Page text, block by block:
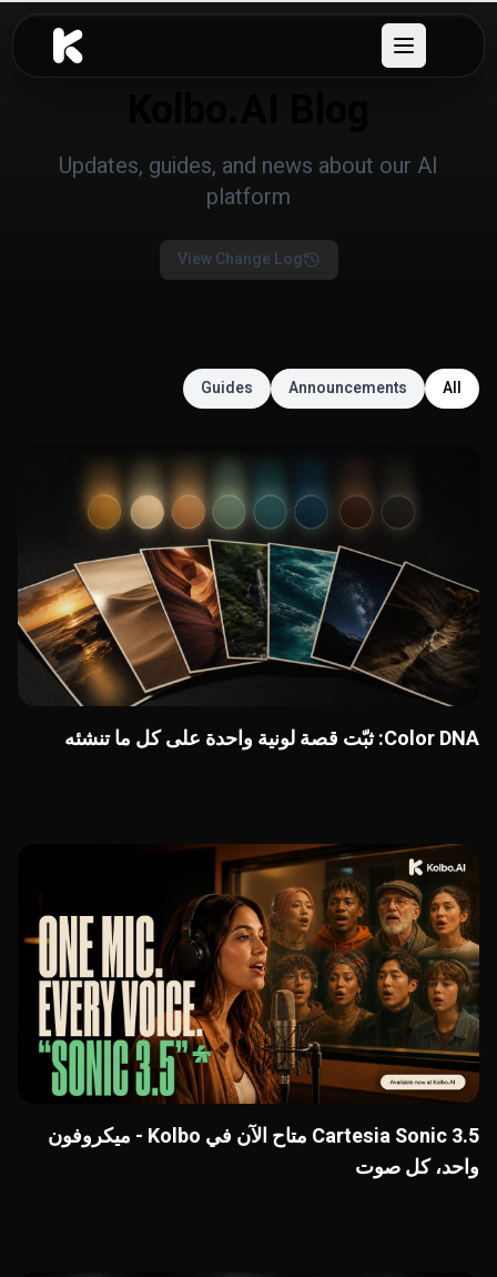
تخطَّ إلى المحتوى
Open menu
Updates, guides, and news about our AI
platform
View Change Log
All
Announcements
Guides
Color DNA: ثبّت قصة لونية واحدة على كل ما تنشئه
Cartesia Sonic 3.5 متاح الآن في Kolbo - ميكروفون
واحد، كل صوت